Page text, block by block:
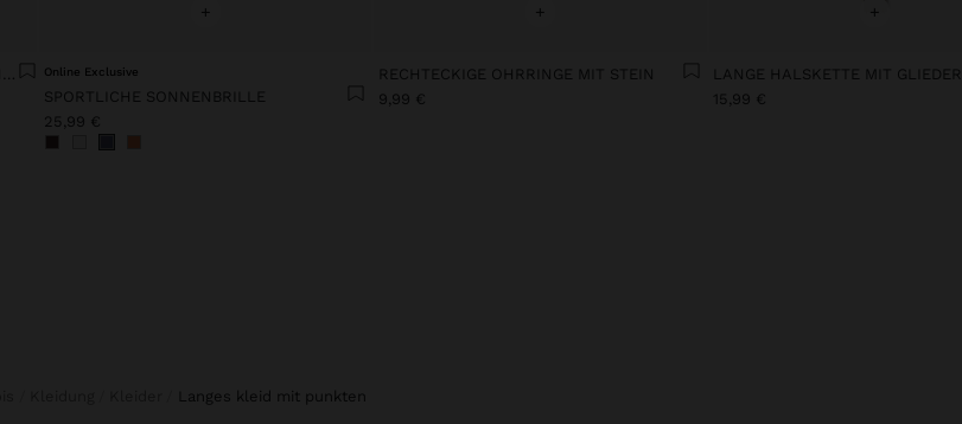
+
Online Exclusive
SPORTLICHE SONNENBRILLE
25,99 €
+
RECHTECKIGE OHRRINGE MIT STEIN
9,99 €
+
15,99 €
langes kleid mit punkten